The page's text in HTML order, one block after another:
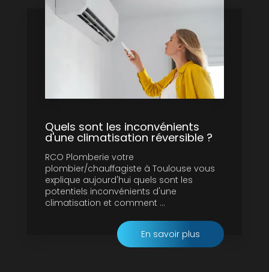
Quels sont les inconvénients
d'une climatisation réversible ?
RCO Plomberie votre
plombier/chauffagiste à Toulouse vous
explique aujourd'hui quels sont les
potentiels inconvénients d'une
climatisation et comment ...
En savoir plus